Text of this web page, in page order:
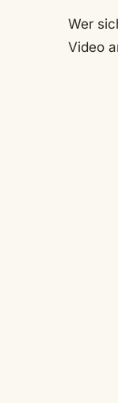
Wer
Video